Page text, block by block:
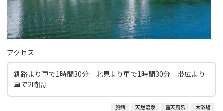
アクセス
釧路より車で1時間30分 北見より車で1時間30分 帯広より
車で2時間
旅館 天然温泉 露天風呂 大浴場